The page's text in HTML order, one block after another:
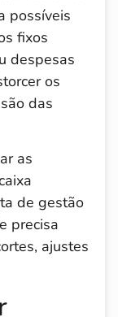
possíveis
fixos
despesas
os
das
as
de gestão
precisa
ajustes